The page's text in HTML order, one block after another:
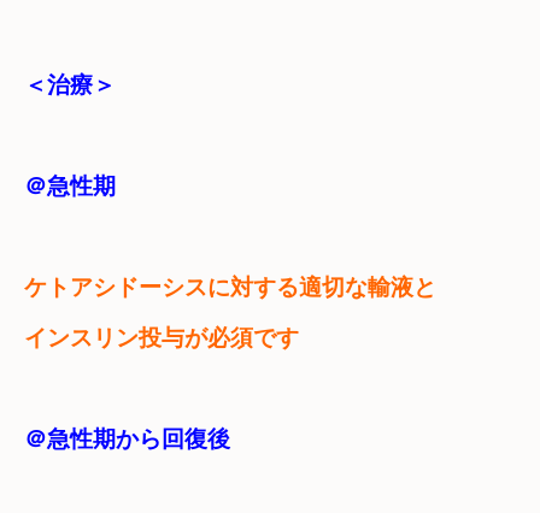
＜治療＞
＠急性期
ケトアシドーシスに対する適切な輸液と
インスリン投与が必須です
＠急性期から回復後